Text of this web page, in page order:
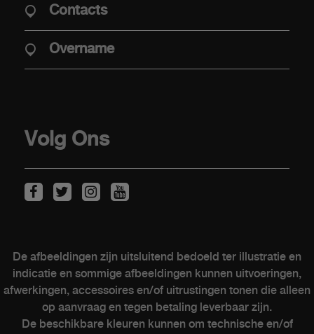
Aanbod Abarth Special Warranty
Verkooppunten
KLANTEN
Naverkoop
Contacteer een verkooppunt
Contacts
Overname
Volg Ons
De afbeeldingen zijn uitsluitend bedoeld ter illustratie en
indicatie en sommige afbeeldingen kunnen uitvoeringen,
afwerkingen, accessoires en/of uitrustingen tonen die alleen
op aanvraag en tegen betaling leverbaar zijn.
De beschikbare kleuren kunnen om technische en/of